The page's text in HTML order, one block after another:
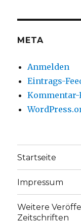
anzeigenanzeigen
META
Anmelden
Eintrags-
Kommentar-
Startseite
Impressum
Weitere
Zeitschriften